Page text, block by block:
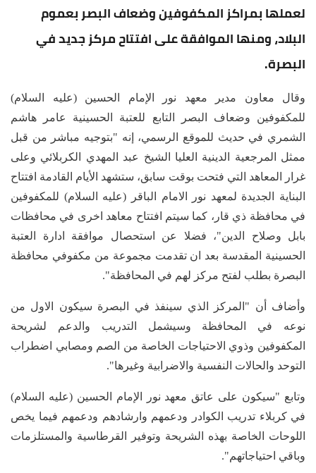
لعملها بمراكز المكفوفين وضعاف البصر بعموم
البلاد، ومنها الموافقة على افتتاح مركز جديد في
البصرة.
وقال معاون مدير معهد نور الإمام الحسين (عليه السلام)
للمكفوفين وضعاف البصر التابع للعتبة الحسينية عامر هاشم
الشمري في حديث للموقع الرسمي، إنه "بتوجيه مباشر من قبل
ممثل المرجعية الدينية العليا الشيخ عبد المهدي الكربلائي وعلى
غرار المعاهد التي فتحت بوقت سابق، ستشهد الأيام القادمة افتتاح
البناية الجديدة لمعهد نور الامام الباقر (عليه السلام) للمكفوفين
في محافظة ذي قار، كما سيتم افتتاح معاهد اخرى في محافظات
بابل وصلاح الدين"، فضلا عن استحصال موافقة ادارة العتبة
الحسينية المقدسة بعد ان تقدمت مجموعة من مكفوفي محافظة
البصرة بطلب لفتح مركز لهم في المحافظة".
وأضاف أن "المركز الذي سينفذ في البصرة سيكون الاول من
نوعه في المحافظة وسيشمل التدريب والدعم لشريحة
المكفوفين وذوي الاحتياجات الخاصة من الصم ومصابي اضطراب
التوحد والحالات النفسية والاضرابية وغيرها".
وتابع "سيكون على عاتق معهد نور الإمام الحسين (عليه السلام)
في كربلاء تدريب الكوادر ودعمهم وارشادهم ودعمهم فيما يخص
اللوحات الخاصة بهذه الشريحة وتوفير القرطاسية والمستلزمات
وباقي احتياجاتهم".